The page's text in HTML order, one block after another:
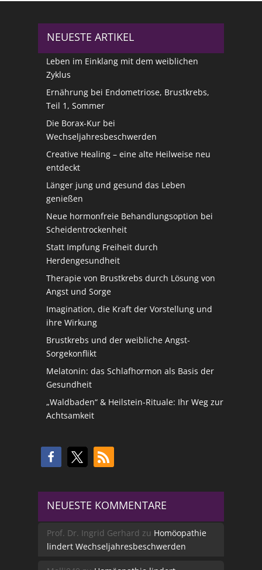
NEUESTE ARTIKEL
Leben im Einklang mit dem weiblichen
Zyklus
Ernährung bei Endometriose, Brustkrebs,
Teil 1, Sommer
Die Borax-Kur bei
Wechseljahresbeschwerden
Creative Healing – eine alte Heilweise neu
entdeckt
Länger jung und gesund das Leben
genießen
Neue hormonfreie Behandlungsoption bei
Scheidentrockenheit
Statt Impfung Freiheit durch
Herdengesundheit
Therapie von Brustkrebs durch Lösung von
Angst und Sorge
Imagination, die Kraft der Vorstellung und
ihre Wirkung
Brustkrebs und der weibliche Angst-
Sorgekonflikt
Melatonin: das Schlafhormon als Basis der
Gesundheit
„Waldbaden“ & Heilstein-Rituale: Ihr Weg zur
Achtsamkeit
NEUESTE KOMMENTARE
Prof. Dr. Ingrid Gerhard zu Homöopathie
lindert Wechseljahresbeschwerden